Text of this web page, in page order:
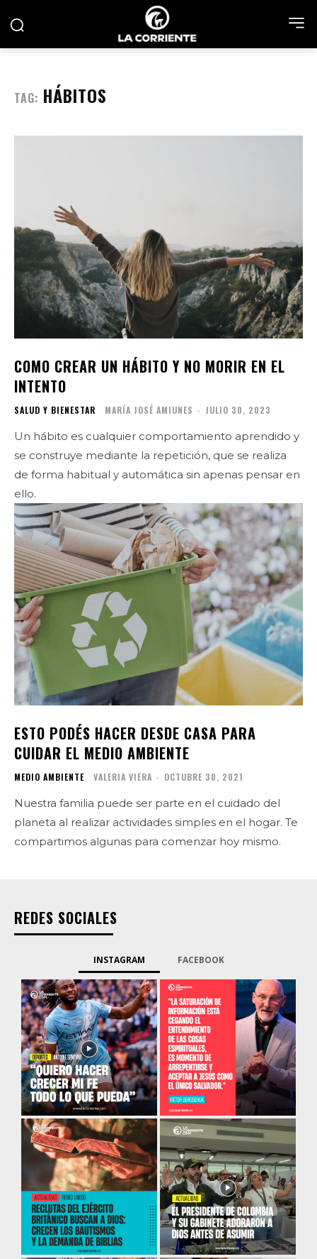
TAG: HÁBITOS
COMO CREAR UN HÁBITO Y NO MORIR EN EL
INTENTO
SALUD Y BIENESTAR MARÍA JOSÉ AMIUNES - JULIO 30, 2023
Un hábito es cualquier comportamiento aprendido y
se construye mediante la repetición, que se realiza
de forma habitual y automática sin apenas pensar en
ello.
ESTO PODÉS HACER DESDE CASA PARA
CUIDAR EL MEDIO AMBIENTE
MEDIO AMBIENTE VALERIA VIERA - OCTUBRE 30, 2021
Nuestra familia puede ser parte en el cuidado del
planeta al realizar actividades simples en el hogar. Te
compartimos algunas para comenzar hoy mismo.
REDES SOCIALES
INSTAGRAM FACEBOOK